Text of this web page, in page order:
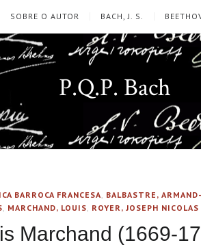
SOBRE O AUTOR BACH, J. S.
P.Q.P. Bach
BARROCA FRANCESA, BALBASTRE,
, MARCHAND, LOUIS, ROYER, JOSEPH NICOLAS
Marchand (1669-